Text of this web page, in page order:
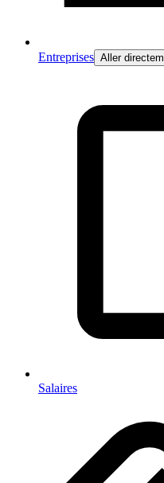
Entreprises Aller
Salaires